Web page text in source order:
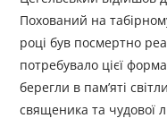
Похований на
році був посмертно
потребувало цієї
берегли в пам’яті
священика та чудової